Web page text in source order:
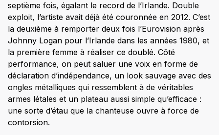
septième fois, égalant le record de l’Irlande. Double
exploit, l’artiste avait déjà été couronnée en 2012. C’est
la deuxième à remporter deux fois l’Eurovision après
Johnny Logan pour l’Irlande dans les années 1980, et
la première femme à réaliser ce doublé. Côté
performance, on peut saluer une voix en forme de
déclaration d’indépendance, un look sauvage avec des
ongles métalliques qui ressemblent à de véritables
armes létales et un plateau aussi simple qu’efficace :
une sorte d’étau que la chanteuse ouvre à force de
contorsion.